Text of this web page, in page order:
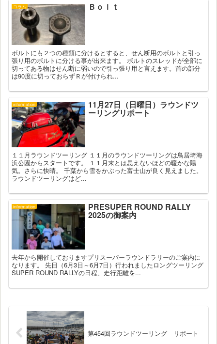
コラム Ｂｏｌｔ
ボルトにも２つの種類に分けるとすると、せん断用のボルトと引っ
張り用のボルトに分ける事が出来ます。 ボルトのスレッドが全部に
切ってある物はせん断に弱いので引っ張り用と言えます。首の部分
は90度に切っておらずＲが付けられ...
information 11月27日（日曜日）ラウンドツ
ーリングリポート
１１月ラウンドツーリング １１月のラウンドツーリングは鳥居埼海
浜公園からスタートです。 １１月末とは思えないほどの暖かな陽
気。さらに快晴。 千葉から雪をかぶった富士山が良く見えました。
ラウンドツーリングはど...
information PRESUPER ROUND RALLY
2025の御案内
去年から開催しておりますプリスーパーラウンドラリーのご案内に
なります。 先日（6月3日～6月7日）行われましたロングツーリング
SUPER ROUND RALLYの日程、走行距離を...
第454回ラウンドツーリング リポート